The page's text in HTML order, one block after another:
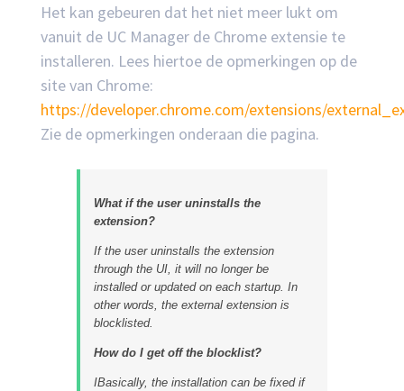
Het kan gebeuren dat het niet meer lukt om
vanuit de UC Manager de Chrome extensie te
installeren. Lees hiertoe de opmerkingen op de
site van Chrome:
https://developer.chrome.com/extensions/
Zie de opmerkingen onderaan die pagina.
What if the user uninstalls the
extension?
If the user uninstalls the extension
through the UI, it will no longer be
installed or updated on each startup. In
other words, the external extension is
blocklisted.
How do I get off the blocklist?
IBasically, the installation can be fixed if